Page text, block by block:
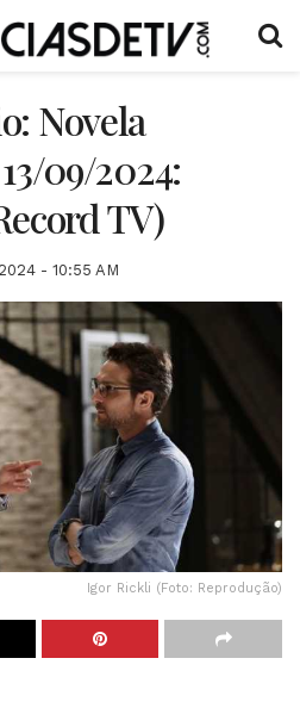
Novela
09/2024:
TV)
- 10:55 AM
Igor Rickli (Foto: Reprodução)